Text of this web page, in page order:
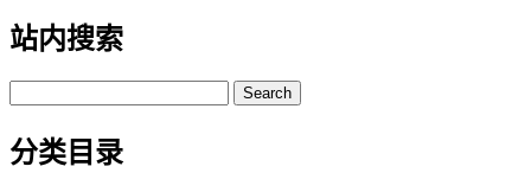
站内搜索
for:
分类目录